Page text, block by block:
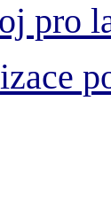
pro